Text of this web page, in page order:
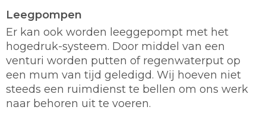
Leegpompen
Er kan ook worden leeggepompt met het
hogedruk-systeem. Door middel van een
venturi worden putten of regenwaterput op
een mum van tijd geledigd. Wij hoeven niet
steeds een ruimdienst te bellen om ons werk
naar behoren uit te voeren.